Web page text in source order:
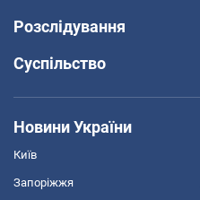
Розслідування
Суспільство
Новини України
Київ
Запоріжжя